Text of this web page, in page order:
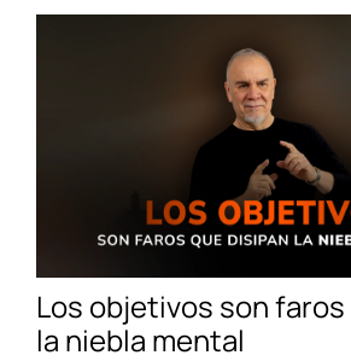
Los objetivos son
la niebla mental